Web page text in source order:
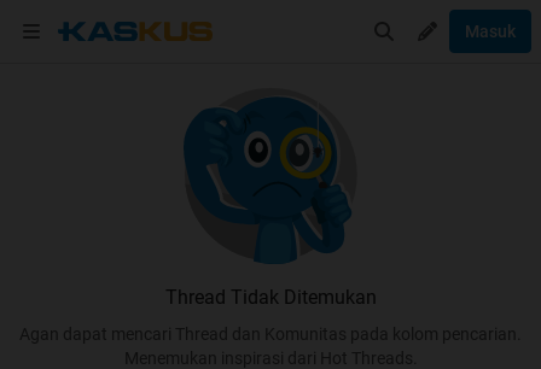
Masuk
Thread Tidak Ditemukan
Agan dapat mencari Thread dan Komunitas pada kolom pencarian.
Menemukan inspirasi dari Hot Threads.